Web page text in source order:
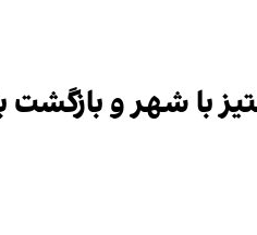
با شهر و